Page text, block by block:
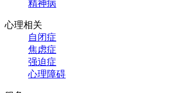
精神病
心理相关
自闭症
焦虑症
强迫症
心理障碍